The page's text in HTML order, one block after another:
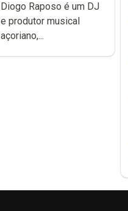
difícil é produzir
uma música”
Diogo Raposo é um DJ
e produtor musical
açoriano,...